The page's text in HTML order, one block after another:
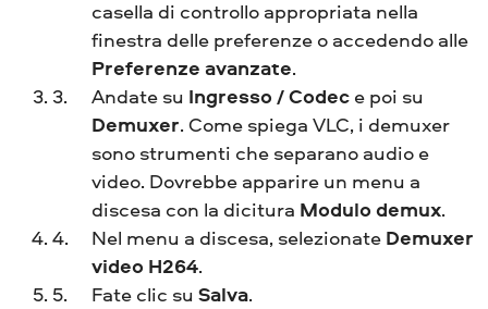
casella di controllo appropriata nella
finestra delle preferenze o accedendo alle
Preferenze avanzate.
Andate su Ingresso / Codec e poi su
Demuxer. Come spiega VLC, i demuxer
sono strumenti che separano audio e
video. Dovrebbe apparire un menu a
discesa con la dicitura Modulo demux.
Nel menu a discesa, selezionateDemuxer
video H264.
Fate clic su Salva.